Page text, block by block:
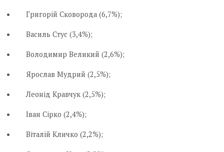
Григорій Сковорода (6,7%);
Василь Стус (3,4%);
Володимир Великий (2,6%);
Ярослав Мудрий (2,5%);
Леонід Кравчук (2,5%);
Іван Сірко (2,4%);
Віталій Кличко (2,2%);